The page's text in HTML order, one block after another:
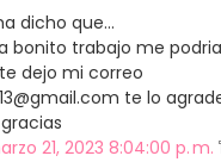
dicho que…
bonito trabajo me
dejo mi correo
te lo
21, 2023 8:04:00 p. m.